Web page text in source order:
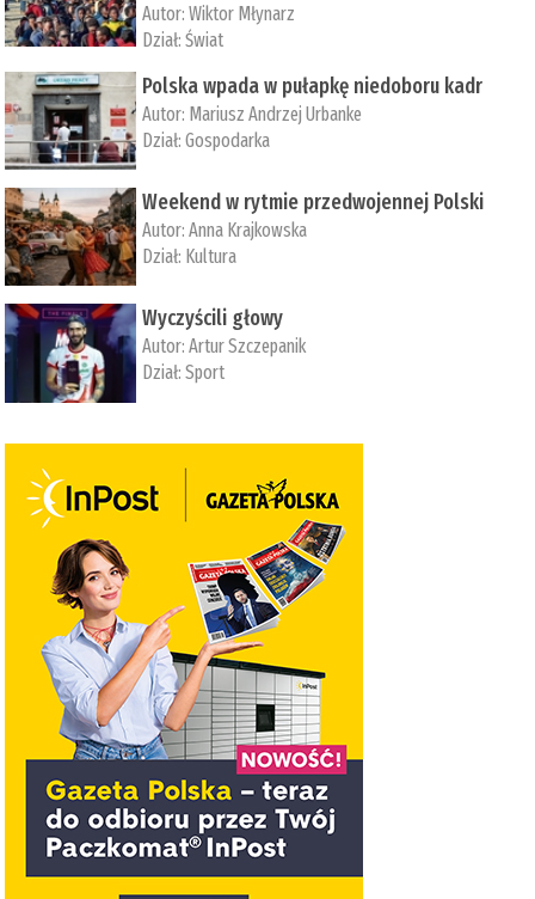
Autor:Wiktor Młynarz
Dział:Świat
Polska wpada w pułapkę niedoboru kadr
Autor: Mariusz Andrzej Urbanke
Dział:Gospodarka
Weekend w rytmie przedwojennej Polski
Autor:Anna Krajkowska
Dział: Kultura
Wyczyścili głowy
Autor:Artur Szczepanik
Dział:Sport